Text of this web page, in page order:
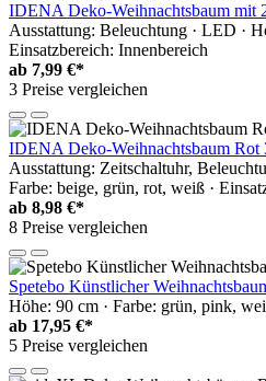
IDENA Deko-Weihnachtsbaum mit
Ausstattung: Beleuchtung · LED ·
Einsatzbereich: Innenbereich
ab 7,99 €*
3 Preise vergleichen
IDENA Deko-Weihnachtsbaum Rot
Ausstattung: Zeitschaltuhr,
Farbe: beige, grün, rot, weiß ·
ab 8,98 €*
8 Preise vergleichen
Spetebo Künstlicher
Höhe: 90 cm · Farbe: grün, pink,
ab 17,95 €*
5 Preise vergleichen